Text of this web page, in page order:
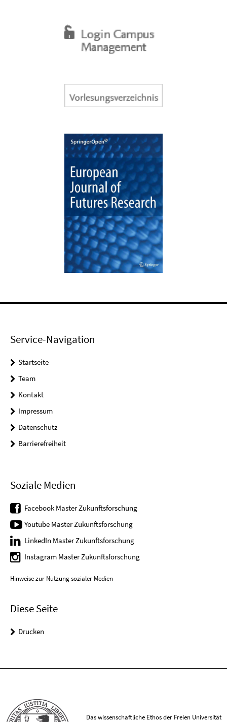
Service-Navigation
Startseite
Team
Kontakt
Impressum
Datenschutz
Barrierefreiheit
Soziale Medien
Facebook Master Zukunftsforschung
Youtube Master Zukunftsforschung
LinkedIn Master Zukunftsforschung
Instagram Master Zukunftsforschung
Hinweise zur Nutzung sozialer Medien
Diese Seite
Drucken
Das wissenschaftliche Ethos der Freien Universität